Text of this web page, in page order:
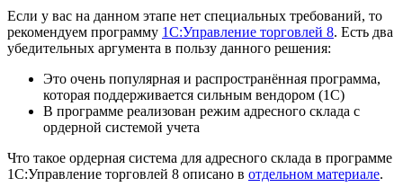
Если у вас на данном этапе нет специальных требований, то
рекомендуем программу 1С:Управление торговлей 8. Есть два
убедительных аргумента в пользу данного решения:
Это очень популярная и распространённая программа,
которая поддерживается сильным вендором (1С)
В программе реализован режим адресного склада с
ордерной системой учета
Что такое ордерная система для адресного склада в программе
1С:Управление торговлей 8 описано в отдельном материале.